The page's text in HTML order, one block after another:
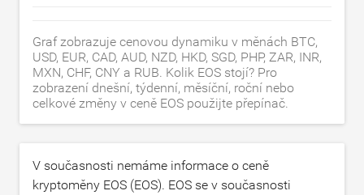
Graf zobrazuje cenovou dynamiku v měnách BTC,
USD, EUR, CAD, AUD, NZD, HKD, SGD, PHP, ZAR, INR,
MXN, CHF, CNY a RUB. Kolik EOS stojí? Pro
zobrazení dnešní, týdenní, měsíční, roční nebo
celkové změny v ceně EOS použijte přepínač.
V současnosti nemáme informace o ceně
kryptoměny EOS (EOS). EOS se v současnosti